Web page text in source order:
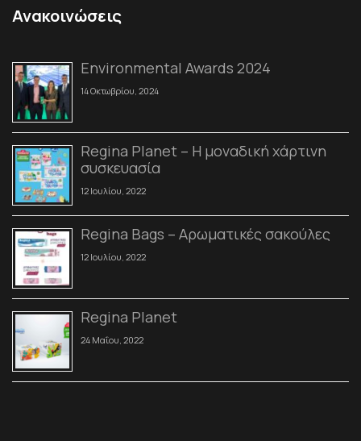
Ανακοινώσεις
Environmental Awards 2024
14 Οκτωβρίου, 2024
Regina Planet – Η μοναδική χάρτινη
συσκευασία
12 Ιουλίου, 2022
Regina Bags – Αρωματικές σακούλες
12 Ιουλίου, 2022
Regina Planet
24 Μαΐου, 2022